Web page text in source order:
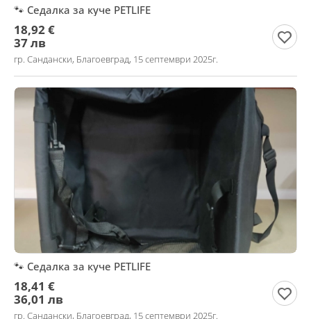
🐾 Седалка за куче PETLIFE
18,92 €
37 лв
гр. Сандански, Благоевград, 15 септември 2025г.
🐾 Седалка за куче PETLIFE
18,41 €
36,01 лв
гр. Сандански, Благоевград, 15 септември 2025г.